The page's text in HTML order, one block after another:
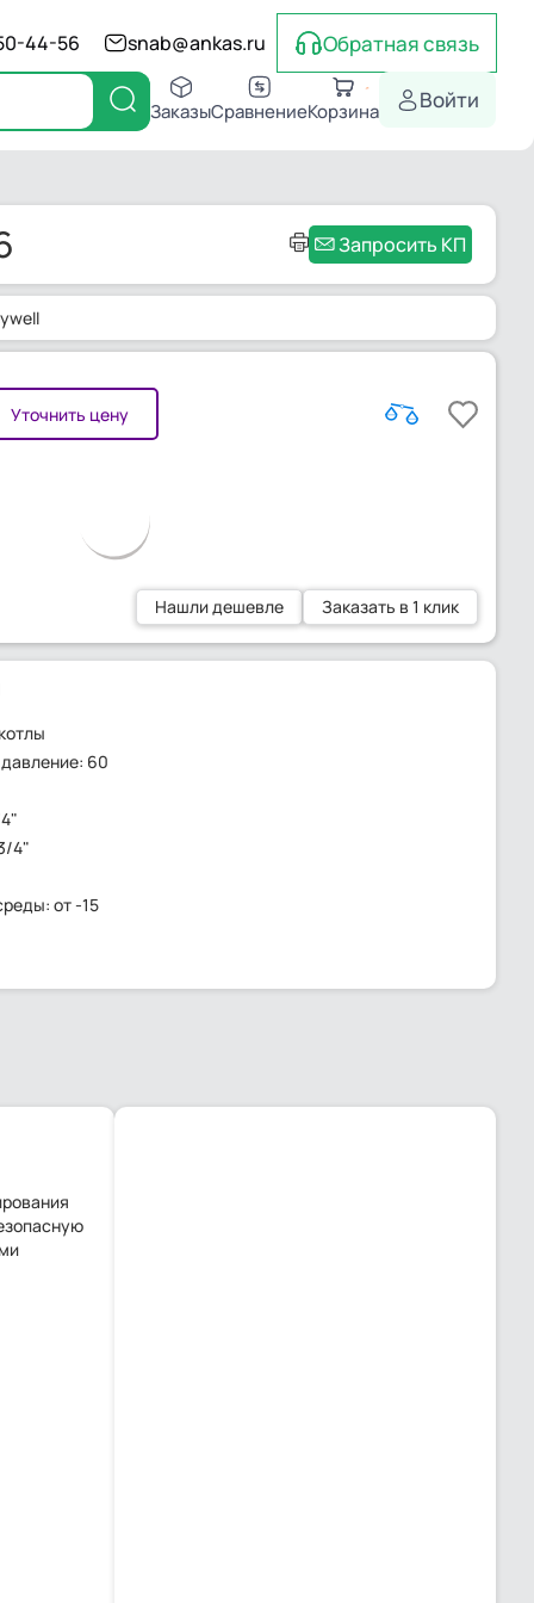
44-56 snab@ankas.ru Обратная связь
ЗаказыСравнениеКорзина Войти
Запросить КП
Уточнить цену
Нашли дешевле Заказать в 1 клик
60
4"
от -15